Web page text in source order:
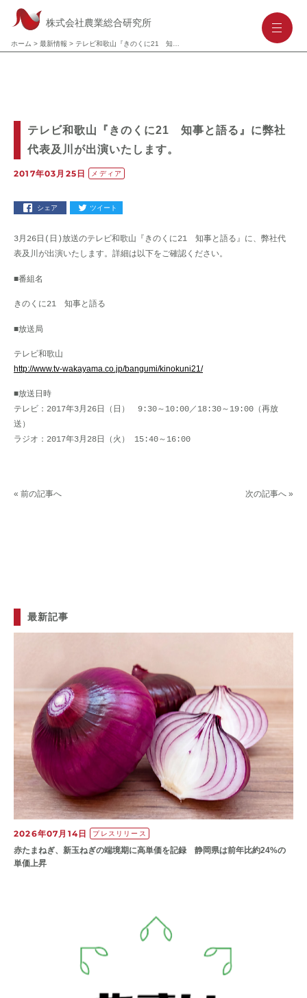
株式会社農業総合研究所
ホーム > 最新情報 >
--
テレビ和歌山『きのくに21 知事と語る』に弊社
代表及川が出演いたします。
2017年03月25日 メディア
シェア ツイート
3月26日(日)放送のテレビ和歌山『きのくに21 知事と語る』に、弊社代
表及川が出演いたします。詳細は以下をご確認ください。
■番組名
きのくに21 知事と語る
■放送局
テレビ和歌山
http://www.tv-wakayama.co.jp/bangumi/kinokuni21/
■放送日時
テレビ：2017年3月26日（日） 9:30～10:00／18:30～19:00（再放
送）
ラジオ：2017年3月28日（火） 15:40～16:00
次の記事へ »
« 前の記事へ
最新記事
2026年07月14日 プレスリリース
赤たまねぎ、新玉ねぎの端境期に高単価を記録 静岡県は前年比約24%の
単価上昇